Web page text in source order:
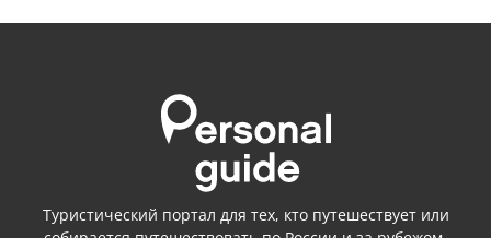
Туристический портал для тех, кто путешествует или